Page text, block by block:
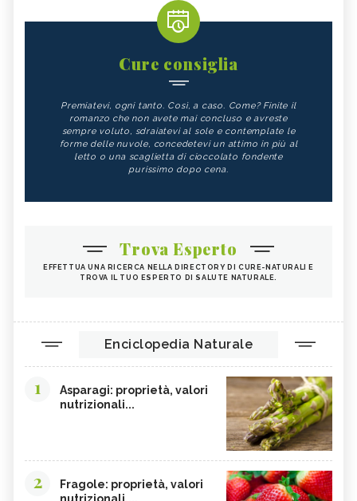
Cure consiglia
Premiatevi, ogni tanto. Così, a caso. Come? Finite il
romanzo che non avete mai concluso e avreste
sempre voluto, sdraiatevi al sole e contemplate le
forme delle nuvole, concedetevi un attimo in più al
letto o una scaglietta di cioccolato fondente
purissimo dopo cena.
Trova Esperto
EFFETTUA UNA RICERCA NELLA DIRECTORY DI CURE-NATURALI E
TROVA IL TUO ESPERTO DI SALUTE NATURALE.
Enciclopedia Naturale
1
Asparagi: proprietà, valori
nutrizionali...
2
Fragole: proprietà, valori